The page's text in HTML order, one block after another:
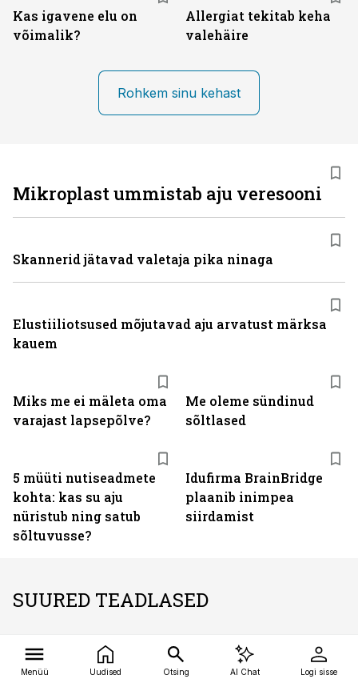
Kas igavene elu on
võimalik?
Allergiat tekitab keha
valehäire
Rohkem sinu kehast
Miks me ei mäleta oma
varajast lapsepõlve?
Me oleme sündinud
sõltlased
5 müüti nutiseadmete
kohta: kas su aju
nüristub ning satub
sõltuvusse?
Idufirma BrainBridge
plaanib inimpea
siirdamist
Mikroplast ummistab aju veresooni
Skannerid jätavad valetaja pika ninaga
Elustiiliotsused mõjutavad aju arvatust märksa
kauem
SUURED TEADLASED
Mustkunstnik tungis
Marconi traadita
Ta otsib rohtu
ravimatute haiguste
Menüü Uudised Otsing AI Chat Logi sisse